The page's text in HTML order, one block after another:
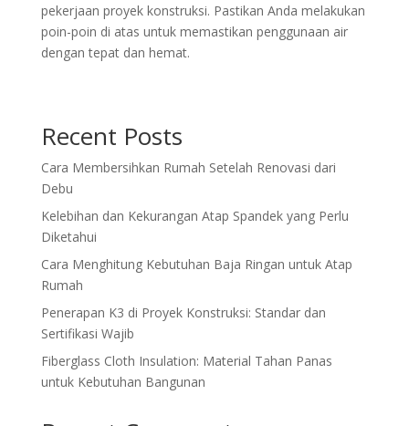
pekerjaan proyek konstruksi. Pastikan Anda melakukan
poin-poin di atas untuk memastikan penggunaan air
dengan tepat dan hemat.
Recent Posts
Cara Membersihkan Rumah Setelah Renovasi dari
Debu
Kelebihan dan Kekurangan Atap Spandek yang Perlu
Diketahui
Cara Menghitung Kebutuhan Baja Ringan untuk Atap
Rumah
Penerapan K3 di Proyek Konstruksi: Standar dan
Sertifikasi Wajib
Fiberglass Cloth Insulation: Material Tahan Panas
untuk Kebutuhan Bangunan